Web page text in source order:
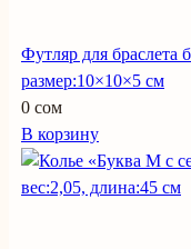
Футляр для браслета
размер:10×10×5 см
0 сом
В корзину